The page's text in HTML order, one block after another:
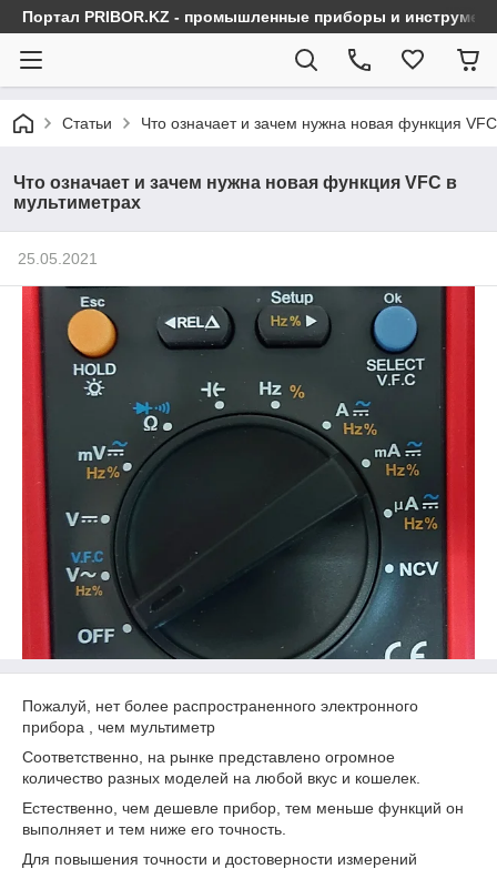
Портал PRIBOR.KZ - промышленные приборы и
Статьи Что означает и зачем нужна новая функция
Что означает и зачем нужна новая функция VFC в
мультиметрах
25.05.2021
Пожалуй, нет более распространенного электронного
прибора , чем мультиметр
Соответственно, на рынке представлено огромное
количество разных моделей на любой вкус и кошелек.
Естественно, чем дешевле прибор, тем меньше функций он
выполняет и тем ниже его точность.
Для повышения точности и достоверности измерений